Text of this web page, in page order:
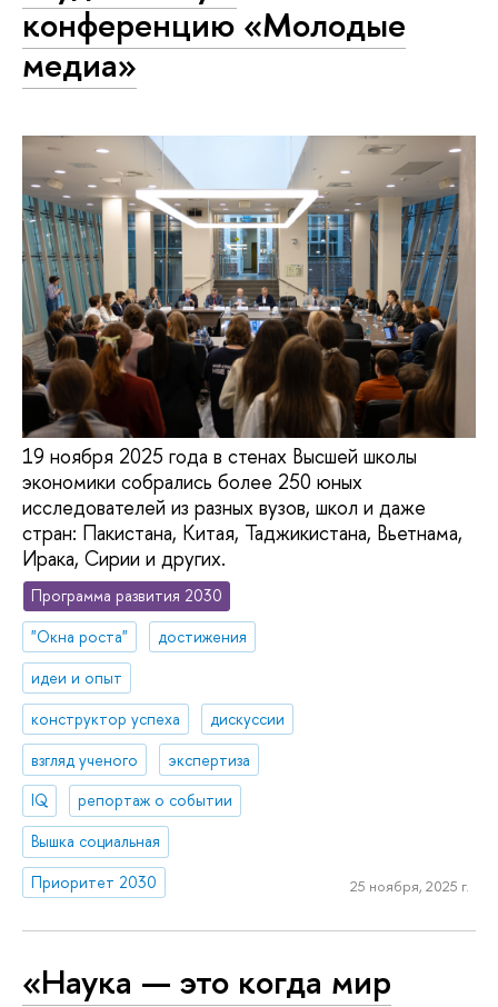
конференцию «Молодые
медиа»
19 ноября 2025 года в стенах Высшей школы
экономики собрались более 250 юных
исследователей из разных вузов, школ и даже
стран: Пакистана, Китая, Таджикистана, Вьетнама,
Ирака, Сирии и других.
Программа развития 2030
"Окна роста"
достижения
идеи и опыт
конструктор успеха
дискуссии
взгляд ученого
экспертиза
IQ
репортаж о событии
Вышка социальная
Приоритет 2030
25 ноября, 2025 г.
«Наука — это когда мир